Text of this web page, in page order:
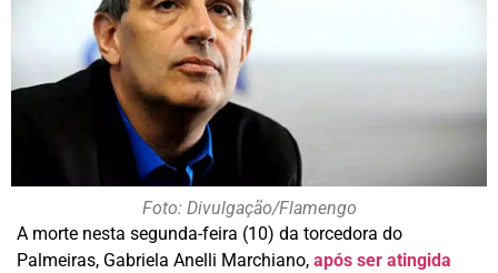
Foto: Divulgação/Flamengo
A morte nesta segunda-feira (10) da torcedora do
Palmeiras, Gabriela Anelli Marchiano, após ser atingida